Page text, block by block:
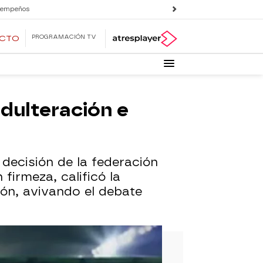
PROGRAMACIÓN TV
e
de la federación
firmeza, calificó la
avivando el debate